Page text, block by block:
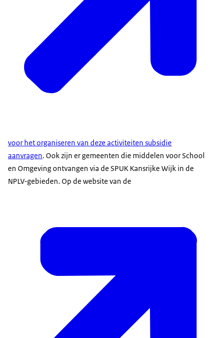
voor het organiseren van deze activiteiten subsidie
aanvragen. Ook zijn er gemeenten die middelen voor School
en Omgeving ontvangen via de SPUK Kansrijke Wijk in de
NPLV-gebieden. Op de website van de